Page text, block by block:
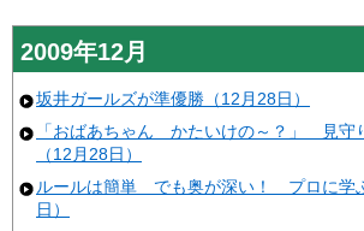
2009年12月
坂井ガールズが準優勝（12月28日）
「おばあちゃん かたいけの～？」 見守
（12月28日）
ルールは簡単 でも奥が深い！ プロに学
日）